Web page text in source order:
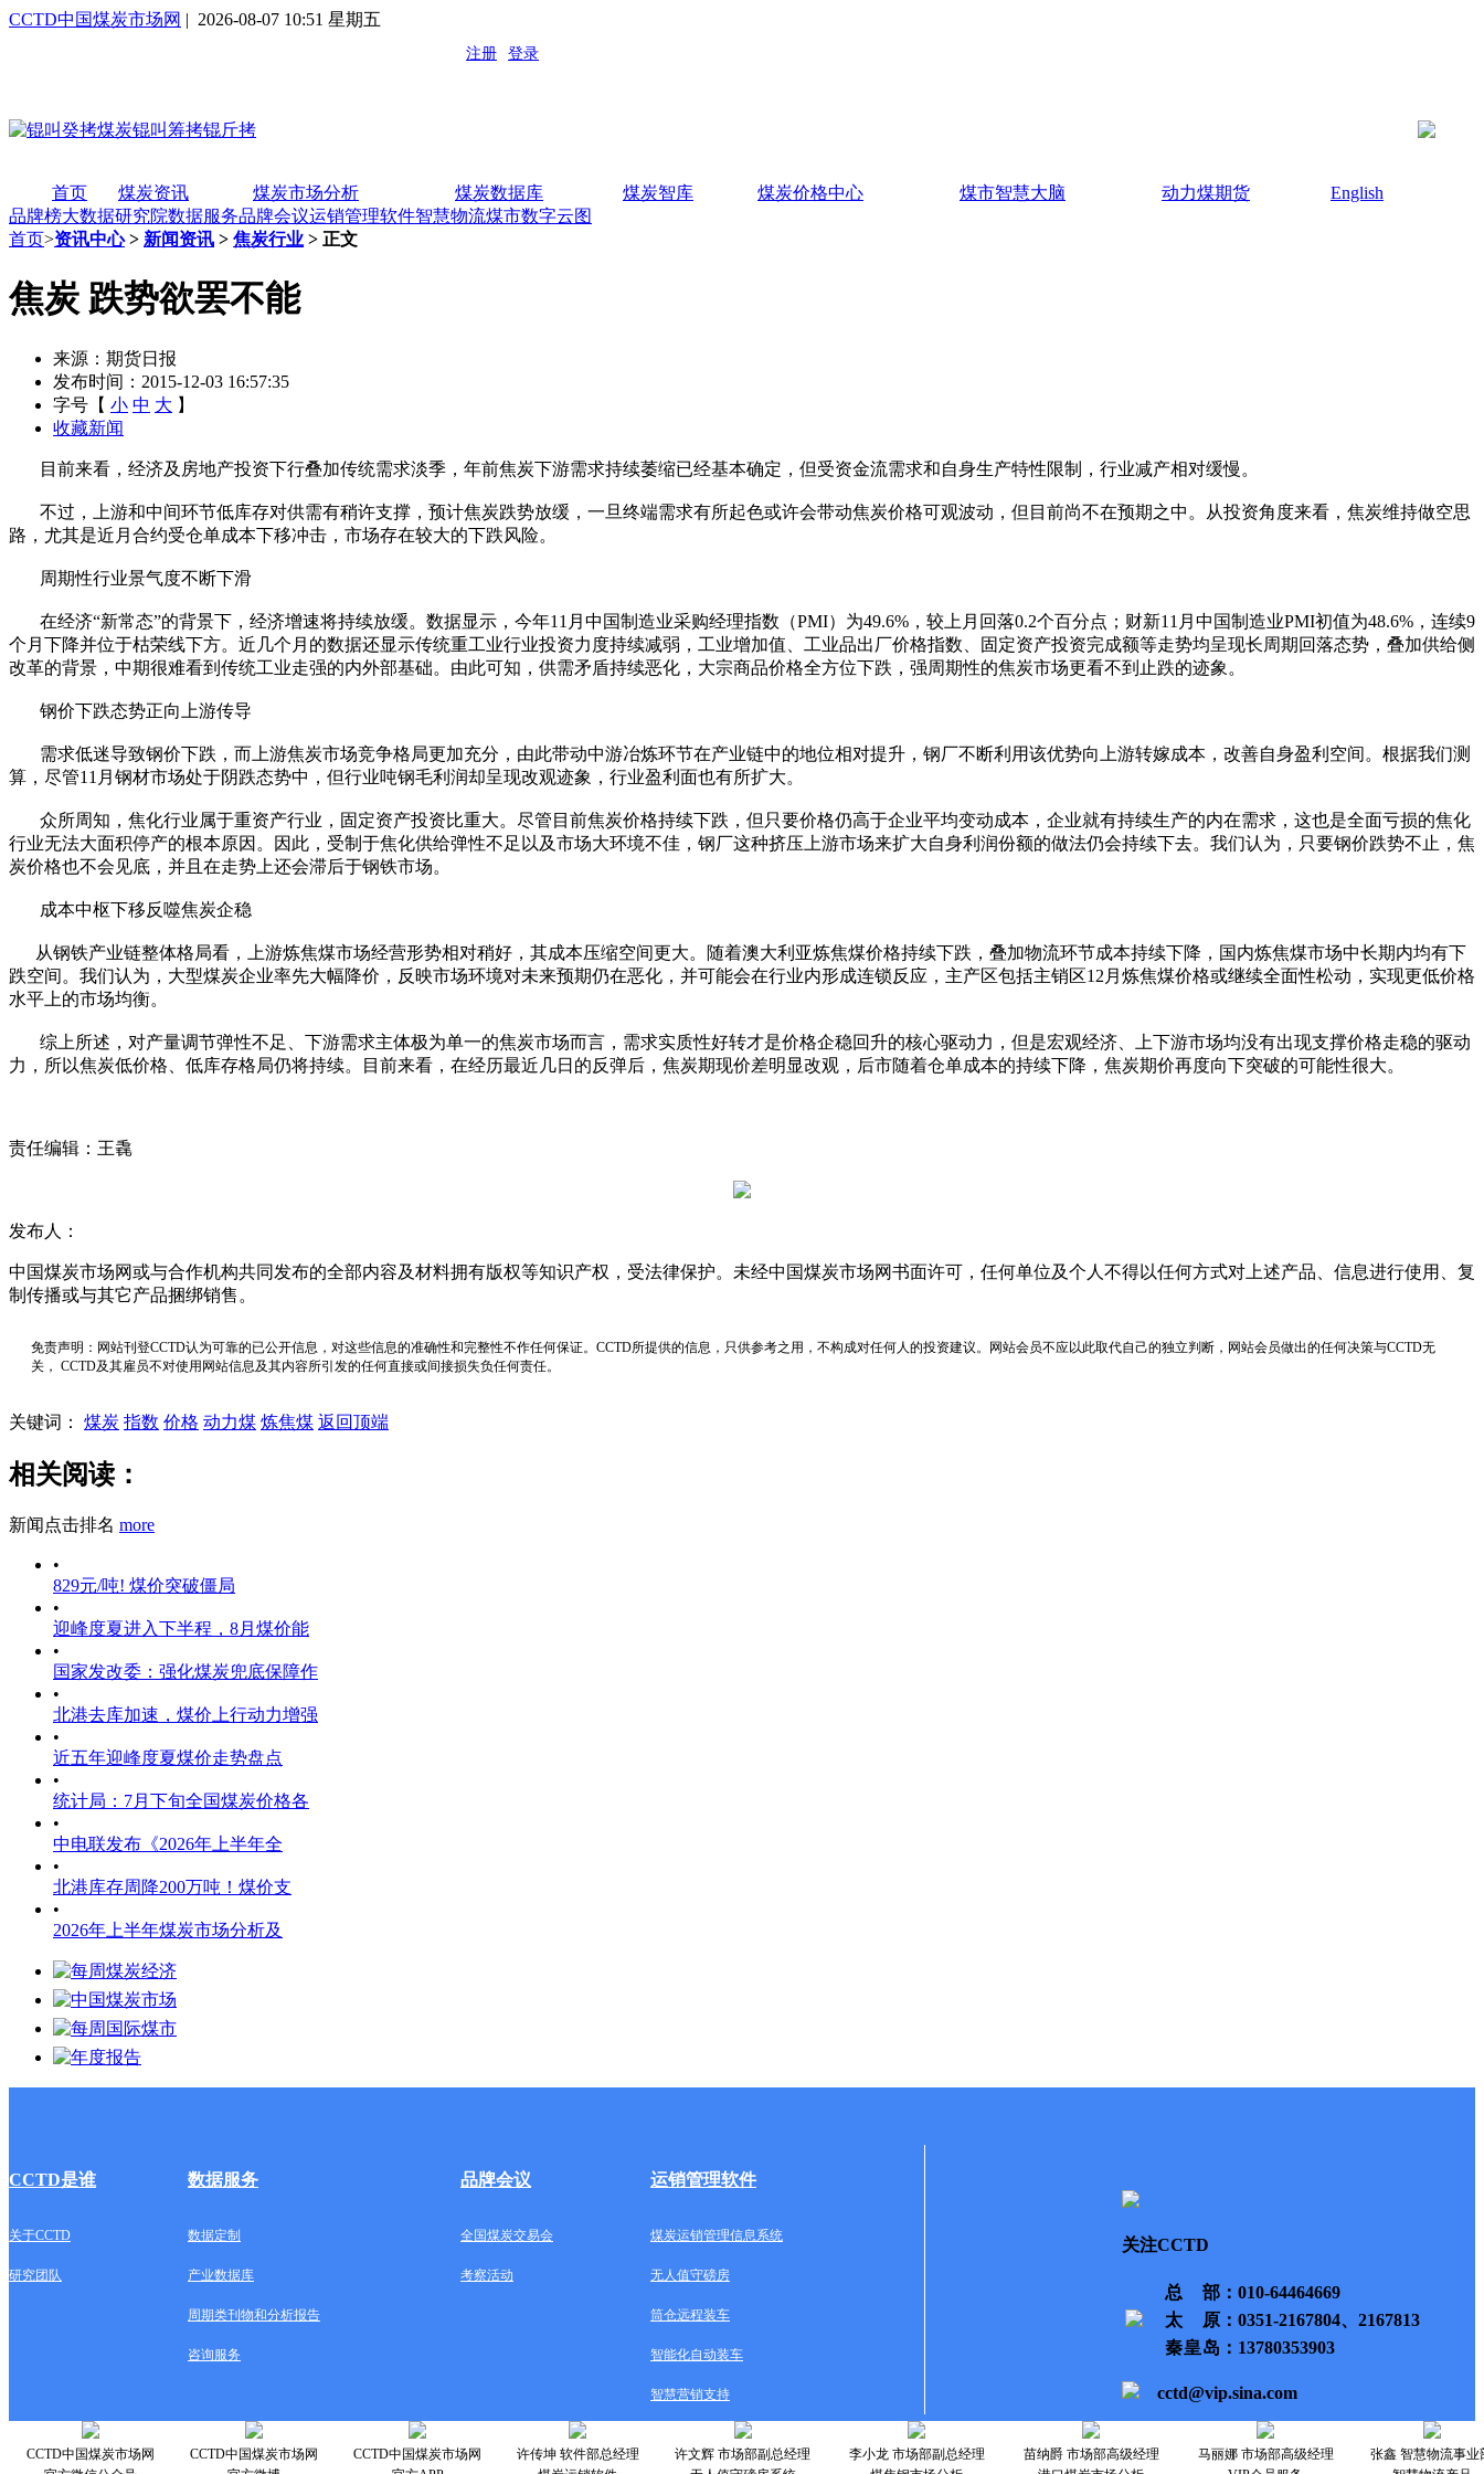
CCTD中国煤炭市场网 | 2026-08-07 10:51 星期五
首页 煤炭资讯 煤炭市场分析 煤炭数据库 煤炭智库 煤炭价格中心 煤市智慧大脑 动力煤期货
English
品牌榜大数据研究院数据服务品牌会议运销管理软件智慧物流煤市数字云图
首页>资讯中心> 新闻资讯 > 焦炭行业 > 正文
焦炭 跌势欲罢不能
来源：期货日报
发布时间：2015-12-03 16:57:35
字号【 小 中 大 】
收藏新闻
目前来看，经济及房地产投资下行叠加传统需求淡季，年前焦炭下游需求持续萎缩已经基本确定，但受资金流需求和自身生产特性限制，行业减产相对缓慢。
不过，上游和中间环节低库存对供需有稍许支撑，预计焦炭跌势放缓，一旦终端需求有所起色或许会带动焦炭价格可观波动，但目前尚不在预期之中。从投资角度来看，焦炭维持做空思
路，尤其是近月合约受仓单成本下移冲击，市场存在较大的下跌风险。
周期性行业景气度不断下滑
在经济“新常态”的背景下，经济增速将持续放缓。数据显示，今年11月中国制造业采购经理指数（PMI）为49.6%，较上月回落0.2个百分点；财新11月中国制造业PMI初值为48.6%，连续9
个月下降并位于枯荣线下方。近几个月的数据还显示传统重工业行业投资力度持续减弱，工业增加值、工业品出厂价格指数、固定资产投资完成额等走势均呈现长周期回落态势，叠加供给侧
改革的背景，中期很难看到传统工业走强的内外部基础。由此可知，供需矛盾持续恶化，大宗商品价格全方位下跌，强周期性的焦炭市场更看不到止跌的迹象。
钢价下跌态势正向上游传导
需求低迷导致钢价下跌，而上游焦炭市场竞争格局更加充分，由此带动中游冶炼环节在产业链中的地位相对提升，钢厂不断利用该优势向上游转嫁成本，改善自身盈利空间。根据我们测
算，尽管11月钢材市场处于阴跌态势中，但行业吨钢毛利润却呈现改观迹象，行业盈利面也有所扩大。
众所周知，焦化行业属于重资产行业，固定资产投资比重大。尽管目前焦炭价格持续下跌，但只要价格仍高于企业平均变动成本，企业就有持续生产的内在需求，这也是全面亏损的焦化
行业无法大面积停产的根本原因。因此，受制于焦化供给弹性不足以及市场大环境不佳，钢厂这种挤压上游市场来扩大自身利润份额的做法仍会持续下去。我们认为，只要钢价跌势不止，焦
炭价格也不会见底，并且在走势上还会滞后于钢铁市场。
成本中枢下移反噬焦炭企稳
从钢铁产业链整体格局看，上游炼焦煤市场经营形势相对稍好，其成本压缩空间更大。随着澳大利亚炼焦煤价格持续下跌，叠加物流环节成本持续下降，国内炼焦煤市场中长期内均有下
跌空间。我们认为，大型煤炭企业率先大幅降价，反映市场环境对未来预期仍在恶化，并可能会在行业内形成连锁反应，主产区包括主销区12月炼焦煤价格或继续全面性松动，实现更低价格
水平上的市场均衡。
综上所述，对产量调节弹性不足、下游需求主体极为单一的焦炭市场而言，需求实质性好转才是价格企稳回升的核心驱动力，但是宏观经济、上下游市场均没有出现支撑价格走稳的驱动
力，所以焦炭低价格、低库存格局仍将持续。目前来看，在经历最近几日的反弹后，焦炭期现价差明显改观，后市随着仓单成本的持续下降，焦炭期价再度向下突破的可能性很大。
责任编辑：王毳
发布人：
中国煤炭市场网或与合作机构共同发布的全部内容及材料拥有版权等知识产权，受法律保护。未经中国煤炭市场网书面许可，任何单位及个人不得以任何方式对上述产品、信息进行使用、复
制传播或与其它产品捆绑销售。
免责声明：网站刊登CCTD认为可靠的已公开信息，对这些信息的准确性和完整性不作任何保证。CCTD所提供的信息，只供参考之用，不构成对任何人的投资建议。网站会员不应以此取代自己的独立判断，网站会员做出的任何决策与CCTD无
关， CCTD及其雇员不对使用网站信息及其内容所引发的任何直接或间接损失负任何责任。
关键词： 煤炭 指数 价格 动力煤 炼焦煤 返回顶端
相关阅读：
新闻点击排名 more
•
829元/吨! 煤价突破僵局
•
迎峰度夏进入下半程，8月煤价能
•
国家发改委：强化煤炭兜底保障作
•
北港去库加速，煤价上行动力增强
•
近五年迎峰度夏煤价走势盘点
•
统计局：7月下旬全国煤炭价格各
•
中电联发布《2026年上半年全
•
北港库存周降200万吨！煤价支
•
2026年上半年煤炭市场分析及
CCTD是谁 数据服务 品牌会议 运销管理软件
关于CCTD 数据定制 全国煤炭交易会 煤炭运销管理信息系统
研究团队 产业数据库 考察活动 无人值守磅房
周期类刊物和分析报告 筒仓远程装车
咨询服务 智能化自动装车
智慧营销支持
关注CCTD
总部 ：010-64464669
太原 ：0351-2167804、2167813
秦皇岛 ：13780353903
cctd@vip.sina.com
CCTD中国煤炭市场网
CCTD中国煤炭市场网
CCTD中国煤炭市场网
许传坤 软件部总经理
许文辉 市场部副总经理
李小龙 市场部副总经理
苗纳爵 市场部高级经理
马丽娜 市场部高级经理
张鑫 智慧物流事业